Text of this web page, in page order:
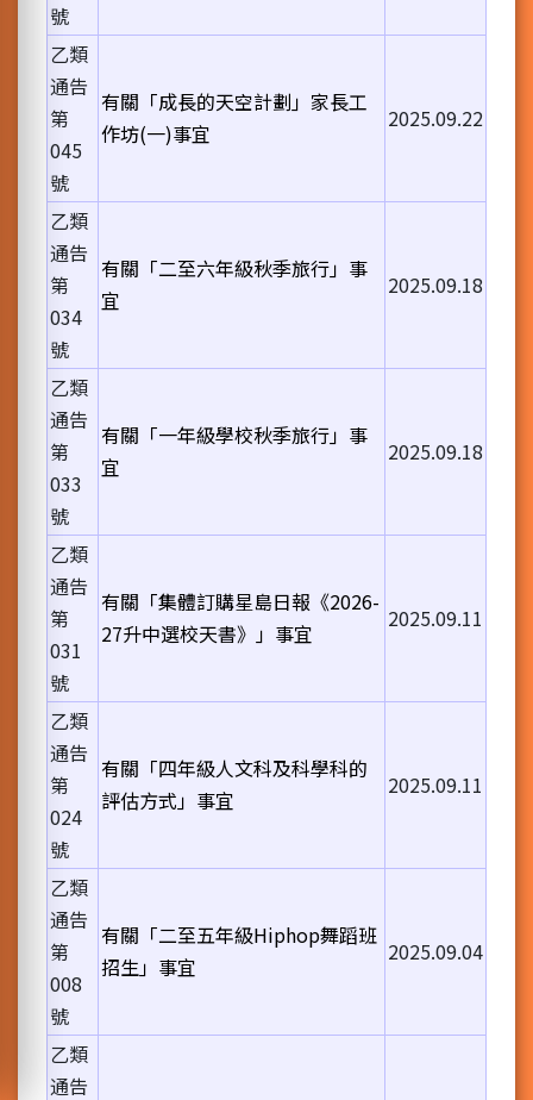
號
乙類
通告
第
045
號
有關「成長的天空計劃」家長工
作坊(一)事宜
2025.09.22
乙類
通告
第
034
號
有關「二至六年級秋季旅行」事
宜
2025.09.18
乙類
通告
第
033
號
有關「一年級學校秋季旅行」事
宜
2025.09.18
乙類
通告
第
031
號
有關「集體訂購星島日報《2026-
27升中選校天書》」事宜
2025.09.11
乙類
通告
第
024
號
有關「四年級人文科及科學科的
評估方式」事宜
2025.09.11
乙類
通告
第
008
號
有關「二至五年級Hiphop舞蹈班
招生」事宜
2025.09.04
乙類
通告